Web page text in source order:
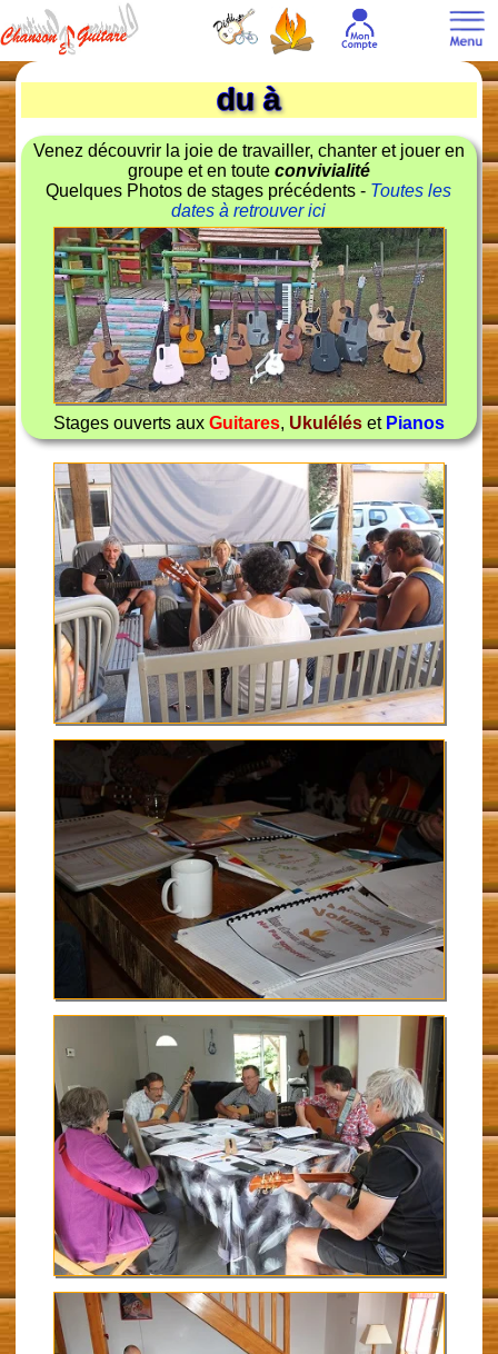
du à
Venez découvrir la joie de travailler, chanter et jouer en
groupe et en toute convivialité
Quelques Photos de stages précédents - Toutes les
dates à retrouver ici
Stages ouverts aux Guitares, Ukuléléset Pianos